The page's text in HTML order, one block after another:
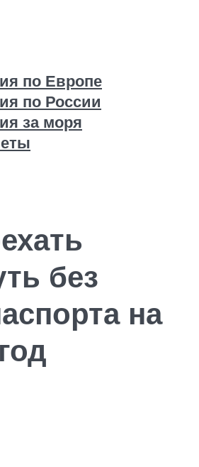
по Европе
по России
за моря
без
на